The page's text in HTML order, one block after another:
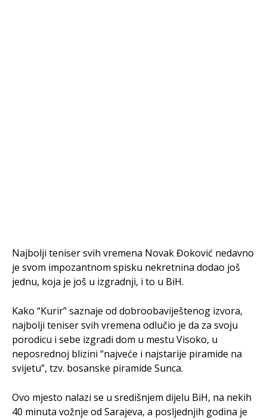
Najbolji teniser svih vremena Novak Đoković nedavno
je svom impozantnom spisku nekretnina dodao još
jednu, koja je još u izgradnji, i to u BiH.
Kako “Kurir” saznaje od dobroobaviještenog izvora,
najbolji teniser svih vremena odlučio je da za svoju
porodicu i sebe izgradi dom u mestu Visoko, u
neposrednoj blizini “najveće i najstarije piramide na
svijetu”, tzv. bosanske piramide Sunca.
Ovo mjesto nalazi se u središnjem dijelu BiH, na nekih
40 minuta vožnje od Sarajeva, a posljednjih godina je